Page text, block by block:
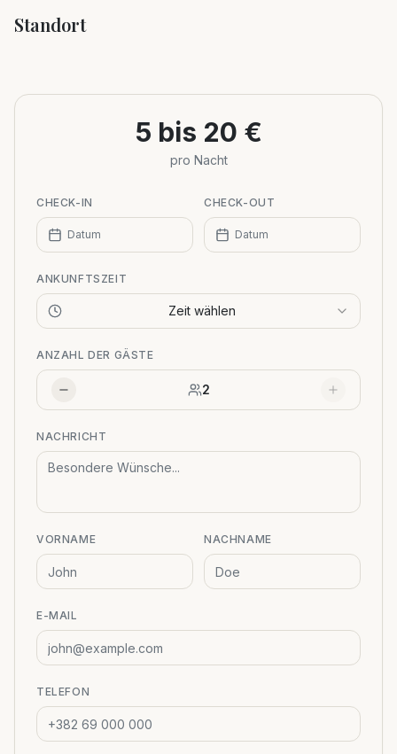
Standort
−
5 bis 20 €
pro Nacht
CHECK-IN
Datum
CHECK-OUT
Datum
ANKUNFTSZEIT
Zeit wählen
ANZAHL DER GÄSTE
2
NACHRICHT
VORNAME NACHNAME
E-MAIL
TELEFON